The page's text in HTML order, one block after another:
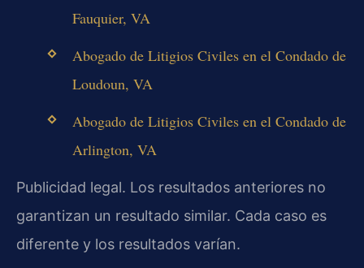
Fauquier, VA
Abogado de Litigios Civiles en el Condado de
Loudoun, VA
Abogado de Litigios Civiles en el Condado de
Arlington, VA
Publicidad legal. Los resultados anteriores no
garantizan un resultado similar. Cada caso es
diferente y los resultados varían.